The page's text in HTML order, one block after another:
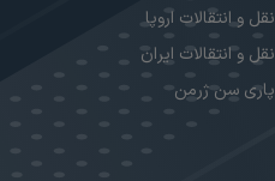
نقل و انتقالات اروپا
نقل و انتقالات ایران
پاری سن ژرمن